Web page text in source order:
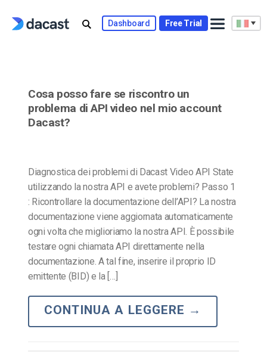
Dashboard Free Trial
Cosa posso fare se riscontro un
problema di API video nel mio account
Dacast?
Diagnostica dei problemi di Dacast Video API State
utilizzando la nostra API e avete problemi? Passo 1
: Ricontrollare la documentazione dell’API? La nostra
documentazione viene aggiornata automaticamente
ogni volta che miglioriamo la nostra API. È possibile
testare ogni chiamata API direttamente nella
documentazione. A tal fine, inserire il proprio ID
emittente (BID) e la […]
CONTINUA A LEGGERE →